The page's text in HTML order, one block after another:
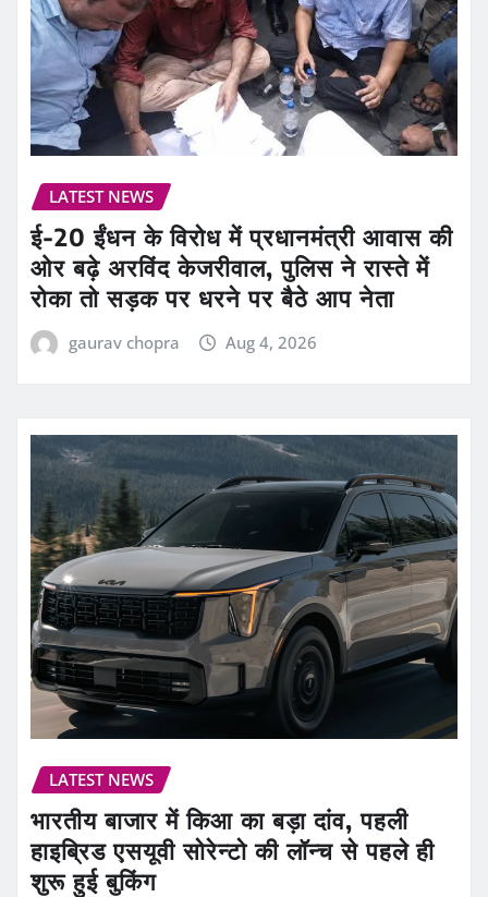
LATEST NEWS
ई-20 ईंधन के विरोध में प्रधानमंत्री आवास की
ओर बढ़े अरविंद केजरीवाल, पुलिस ने रास्ते में
रोका तो सड़क पर धरने पर बैठे आप नेता
gaurav chopra Aug 4, 2026
LATEST NEWS
भारतीय बाजार में किआ का बड़ा दांव, पहली
हाइब्रिड एसयूवी सोरेन्टो की लॉन्च से पहले ही
शुरू हुई बुकिंग